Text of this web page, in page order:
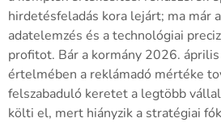
hirdetésfeladás kora lejárt; ma már
adatelemzés és a technológiai
profitot. Bár a kormány 2026.
értelmében a reklámadó mértéke
felszabaduló keretet a legtöbb
költi el, mert hiányzik a stratégiai